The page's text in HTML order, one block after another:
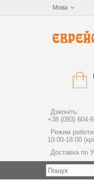
Мова
Дзвоніть:
+38 (093) 604-
Режим
10:00-18:00
Доставка по